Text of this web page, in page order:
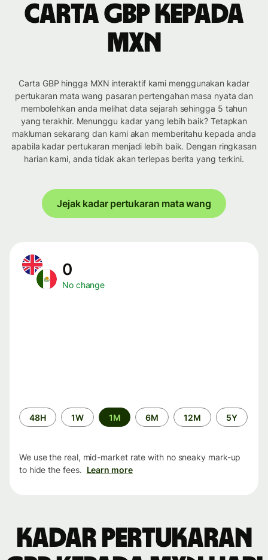
Carta GBP kepada
MXN
Carta GBP hingga MXN interaktif kami menggunakan kadar
pertukaran mata wang pasaran pertengahan masa nyata dan
membolehkan anda melihat data sejarah sehingga 5 tahun
yang terakhir. Menunggu kadar yang lebih baik? Tetapkan
makluman sekarang dan kami akan memberitahu kepada anda
apabila kadar pertukaran menjadi lebih baik. Dengan ringkasan
harian kami, anda tidak akan terlepas berita yang terkini.
Jejak kadar pertukaran mata wang
0
No change
Time
period
48H 1W 1M 6M 12M 5Y
We use the real, mid-market rate with no sneaky mark-up
to hide the fees. Learn more
Kadar pertukaran